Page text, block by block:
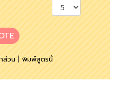
ส่วน|พิมพ์สูตรนี้